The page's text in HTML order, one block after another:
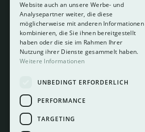
About
Hotelberatung
Mediadaten
Instagram
LinkedIn
Website auch an unsere Werbe- und
Analysepartner weiter, die diese
möglicherweise mit anderen Informationen
kombinieren, die Sie ihnen bereitgestellt
haben oder die sie im Rahmen Ihrer
Nutzung ihrer Dienste gesammelt haben.
Weitere Informationen
UNBEDINGT ERFORDERLICH
PERFORMANCE
TARGETING